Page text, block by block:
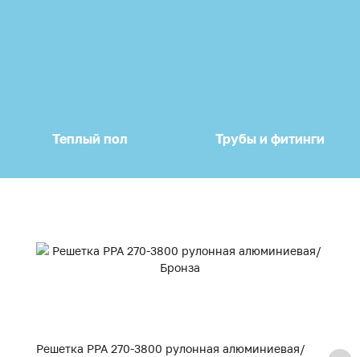
Теплый пол Трубы и фитинги
Решетка PPA 270-3800 рулонная алюминиевая/